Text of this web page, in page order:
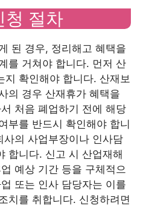
청 절차
된 경우, 정리해고 혜택을
를 거쳐야 합니다. 먼저 산
지 확인해야 합니다. 산재보
의 경우 산재휴가 혜택을
처음 폐업하기 전에 해당
부를 반드시 확인해야 합니
의 사업부장이나 인사담
합니다. 신고 시 산업재해
예상 기간 등을 구체적으
또는 인사 담당자는 이를
치를 취합니다. 신청하려면